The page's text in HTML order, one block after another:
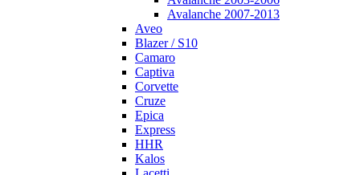
Avalanche 2007-2013
Aveo
Blazer / S10
Camaro
Captiva
Corvette
Cruze
Epica
Express
HHR
Kalos